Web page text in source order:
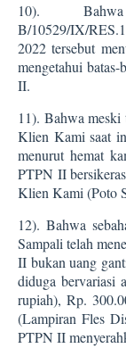
10).
B/10529/IX/
2022 tersebut
mengetahui
II.
11). Bahwa meski
Klien Kami saat
menurut hemat
PTPN II
Klien Kami (Poto
12). Bahwa
Sampali telah
II bukan uang
diduga bervariasi
rupiah), Rp.
(Lampiran Fles
PTPN II